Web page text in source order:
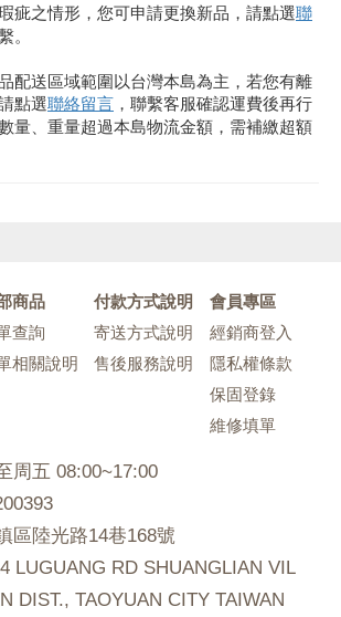
疵之情形，您可申請更換新品，請點選聯
。
配送區域範圍以台灣本島為主，若您有離
點選聯絡留言 ，聯繫客服確認運費後再行
量、重量超過本島物流金額，需補繳超額
商品
查詢
相關說明
付款方式說明
寄送方式說明
售後服務說明
會員專區
經銷商登入
隱私權條款
保固登錄
維修填單
周五 08:00~17:00
區陸光路14巷168號
LUGUANG RD SHUANGLIAN VIL
DIST., TAOYUAN CITY TAIWAN